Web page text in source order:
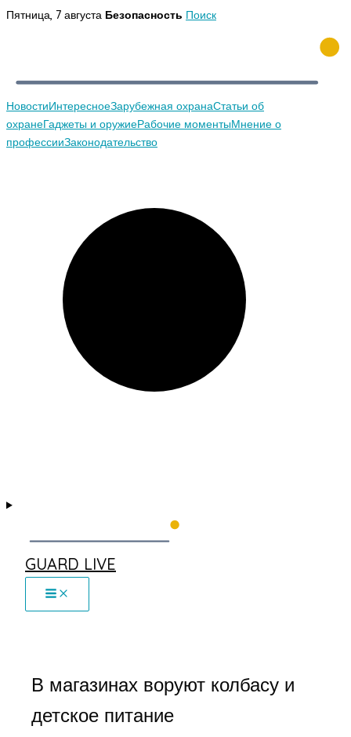
Перейти
Пятница, 7 августа Безопасность Поиск
НовостиИнтересноеЗарубежная охранаСтатьи об
охранеГаджеты и оружиеРабочие моментыМнение о
профессииЗаконодательство
GUARD LIVE
В магазинах воруют колбасу и
детское питание